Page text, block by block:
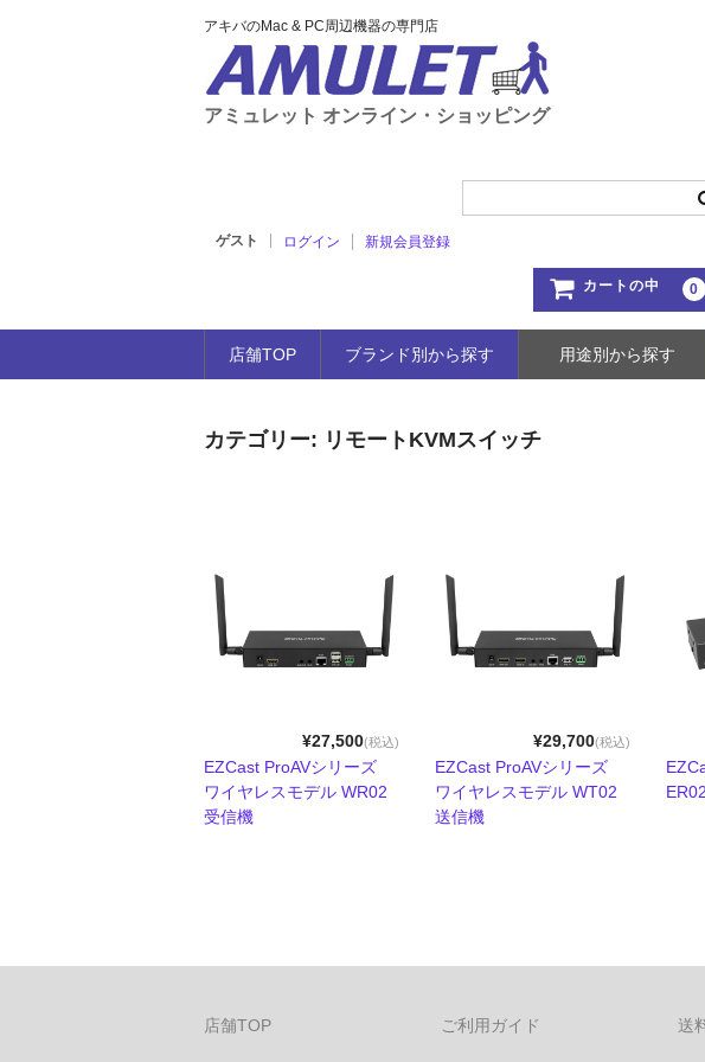
アキバのMac & PC周辺機器の専門店
アミュレット オンライン・ショッピング
ゲスト ログイン 新規会員登録
カートの中 0
店舗TOP ブランド別から探す 用途別から探す
カテゴリー: リモートKVMスイッチ
¥27,500(税込)
EZCast ProAVシリーズ
ワイヤレスモデル WR02
受信機
¥29,700(税込)
EZCast ProAVシリーズ
ワイヤレスモデル WT02
送信機
店舗TOP ご利用ガイド 送